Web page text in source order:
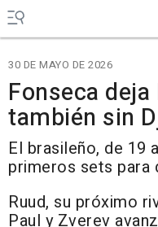
30 DE MAYO DE 2026
Fonseca
también sin
El brasileño, de 19
primeros sets para
Ruud, su próximo
Paul y Zverev